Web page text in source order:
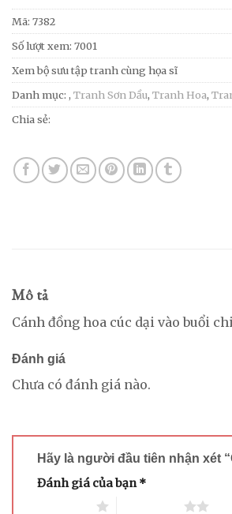
Mã: 7382
Số lượt xem: 7001
Xem bộ sưu tập tranh cùng họa sĩ
Danh mục: , Tranh Sơn Dầu, Tranh Hoa,
Chia sẻ:
Mô tả
Cánh đồng hoa cúc dại vào buổi
Đánh giá
Chưa có đánh giá nào.
Hãy là người đầu tiên nhận xét
Đánh giá của bạn *